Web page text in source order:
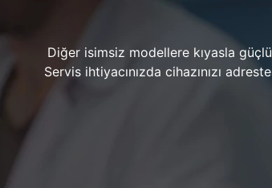
Diğer isimsiz modellere kıyasla
Servis ihtiyacınızda cihazınızı